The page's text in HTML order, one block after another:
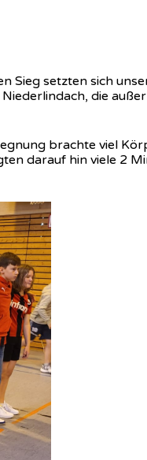
Sieg setzten sich
die
brachte viel
darauf hin viele 2